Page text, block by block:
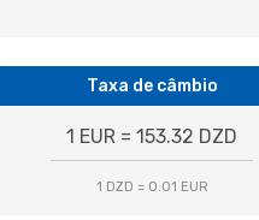
Taxa de câmbio
1 EUR = 153.32 DZD
1 DZD = 0.01 EUR